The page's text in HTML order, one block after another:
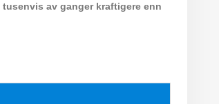
tusenvis av ganger kraftigere enn